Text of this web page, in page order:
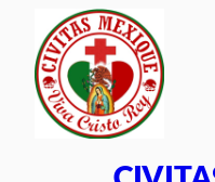
contenido